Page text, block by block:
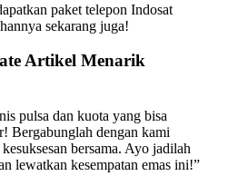
paket telepon Indosat
sekarang juga!
Artikel Menarik
pulsa dan kuota yang bisa
Bergabunglah dengan kami
bersama. Ayo jadilah
lewatkan kesempatan emas ini!”